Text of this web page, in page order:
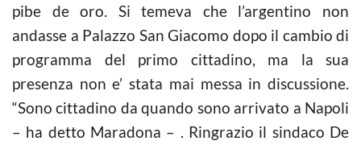
pibe de oro. Si temeva che l’argentino non
andasse a Palazzo San Giacomo dopo il cambio di
programma del primo cittadino, ma la sua
presenza non e’ stata mai messa in discussione.
“Sono cittadino da quando sono arrivato a Napoli
– ha detto Maradona – . Ringrazio il sindaco De